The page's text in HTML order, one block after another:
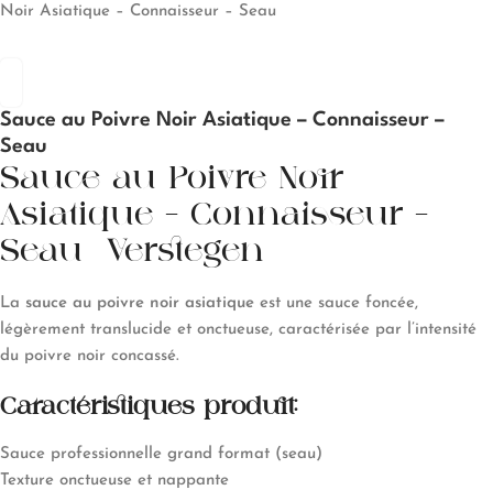
Noir Asiatique – Connaisseur – Seau
Sauce au Poivre Noir Asiatique – Connaisseur –
Seau
Sauce au Poivre Noir
Asiatique – Connaisseur –
Seau -Verstegen
La sauce au poivre noir asiatique est une sauce foncée,
légèrement translucide et onctueuse, caractérisée par l’intensité
du poivre noir concassé.
Caractéristiques produit:
Sauce professionnelle grand format (seau)
Texture onctueuse et nappante